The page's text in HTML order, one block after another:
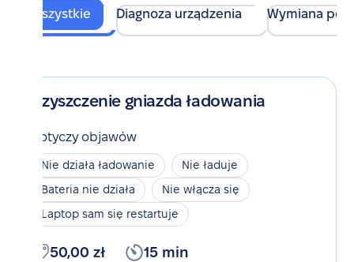
Wszystkie Diagnoza urządzenia Wymiana
Czyszczenie gniazda ładowania
Dotyczy objawów
Nie działa ładowanie
Nie ładuje
Bateria nie działa
Nie włącza się
Laptop sam się restartuje
50,00 zł 15 min